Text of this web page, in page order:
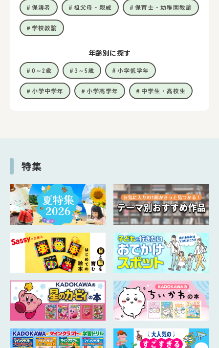
保護者 祖父母・親戚 保育士・幼稚園教諭
学校教諭
年齢別に探す
0～2歳 3～5歳 小学低学年
小学中学年 小学高学年 中学生・高校生
特集